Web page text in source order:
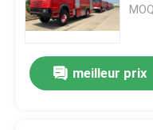
meilleur prix